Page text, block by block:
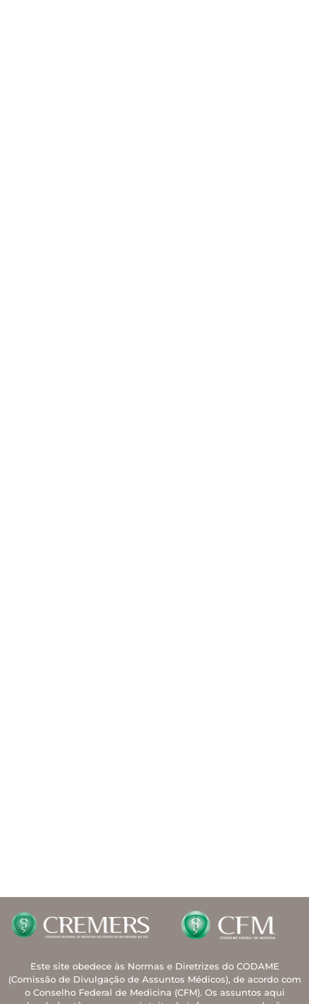
Este site obedece às Normas e Diretrizes do CODAME
(Comissão de Divulgação de Assuntos Médicos), de acordo com
o Conselho Federal de Medicina (CFM). Os assuntos aqui